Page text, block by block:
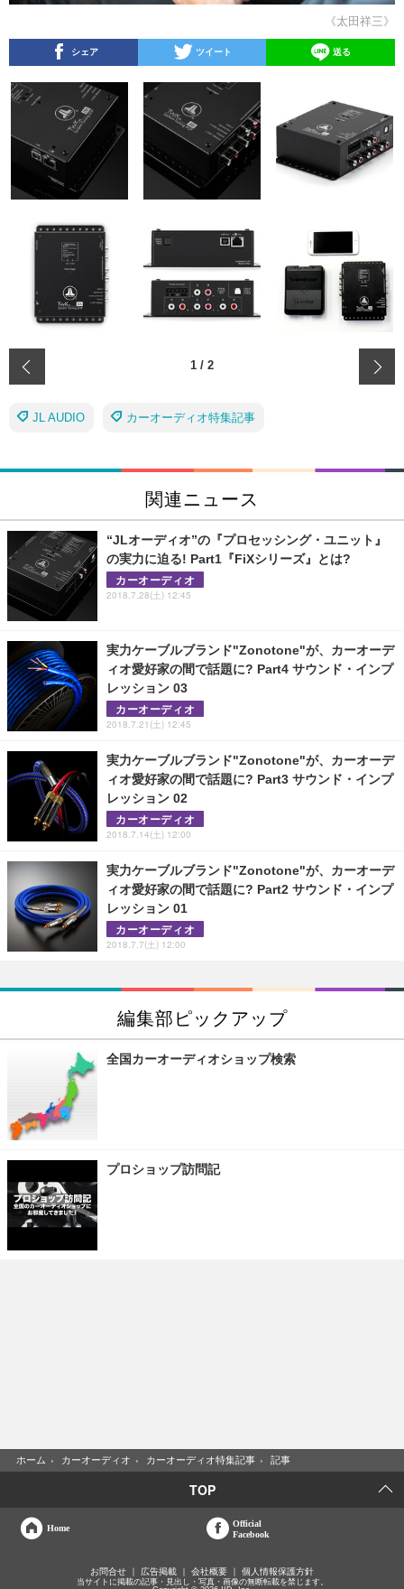
《太田祥三》
シェア ツイート 送る
1 / 2
JL AUDIO カーオーディオ特集記事
関連ニュース
“JLオーディオ”の『プロセッシング・ユニット』
の実力に迫る! Part1『FiXシリーズ』とは?
カーオーディオ
2018.7.28(土) 12:45
実力ケーブルブランド"Zonotone"が、カーオーデ
ィオ愛好家の間で話題に? Part4 サウンド・インプ
レッション 03
カーオーディオ
2018.7.21(土) 12:45
実力ケーブルブランド"Zonotone"が、カーオーデ
ィオ愛好家の間で話題に? Part3 サウンド・インプ
レッション 02
カーオーディオ
2018.7.14(土) 12:00
実力ケーブルブランド"Zonotone"が、カーオーデ
ィオ愛好家の間で話題に? Part2 サウンド・インプ
レッション 01
カーオーディオ
2018.7.7(土) 12:00
編集部ピックアップ
全国カーオーディオショップ検索
プロショップ訪問記
ホーム › カーオーディオ › カーオーディオ特集記事 › 記事
TOP
Home
Official
Facebook
お問合せ 広告掲載 会社概要 個人情報保護方針
当サイトに掲載の記事・見出し・写真・画像の無断転載を禁じます。